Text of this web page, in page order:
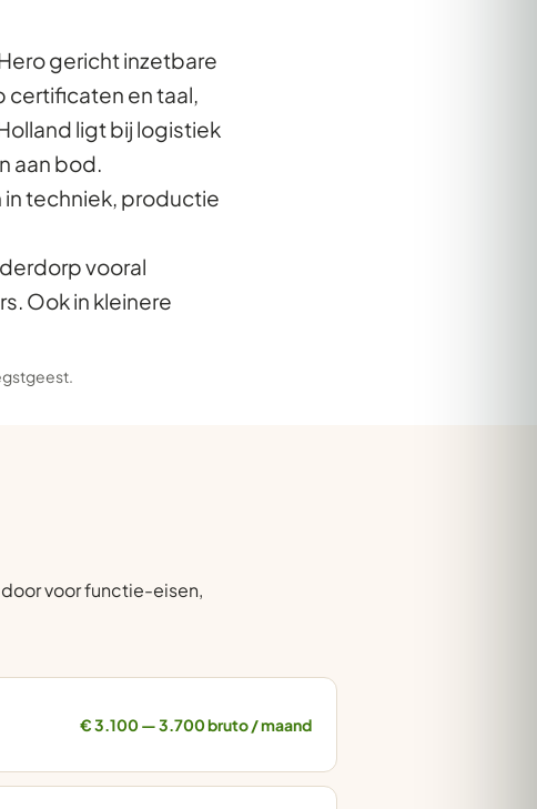
gericht inzetbare
en taal,
ligt bij logistiek
aan bod.
techniek, productie
vooral
Ook in kleinere
.
voor functie-eisen,
€ 3.100 — 3.700 bruto / maand